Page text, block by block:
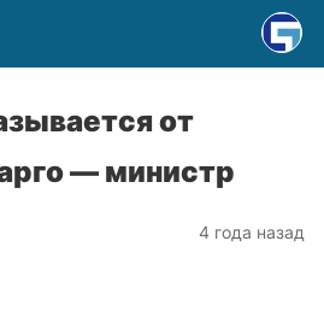
от
— министр
4 года назад